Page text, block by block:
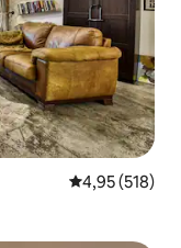
Gemiddelde
4,95 (518)